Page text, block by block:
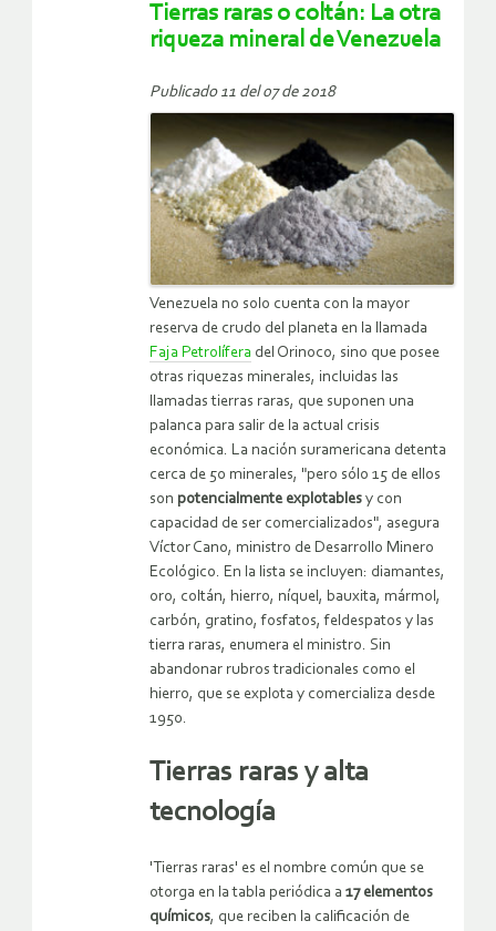
Tierras raras o coltán: La otra
riqueza mineral de Venezuela
Publicado 11 del 07 de 2018
Venezuela no solo cuenta con la mayor
reserva de crudo del planeta en la llamada
Faja Petrolífera del Orinoco, sino que posee
otras riquezas minerales, incluidas las
llamadas tierras raras, que suponen una
palanca para salir de la actual crisis
económica. La nación suramericana detenta
cerca de 50 minerales, "pero sólo 15 de ellos
son potencialmente explotables y con
capacidad de ser comercializados", asegura
Víctor Cano, ministro de Desarrollo Minero
Ecológico. En la lista se incluyen: diamantes,
oro, coltán, hierro, níquel, bauxita, mármol,
carbón, gratino, fosfatos, feldespatos y las
tierra raras, enumera el ministro. Sin
abandonar rubros tradicionales como el
hierro, que se explota y comercializa desde
1950.
Tierras raras y alta
tecnología
'Tierras raras' es el nombre común que se
otorga en la tabla periódica a 17 elementos
químicos, que reciben la calificación de